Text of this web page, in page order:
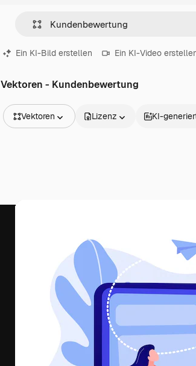
Ein KI-Bild erstellen Ein KI-Video
Vektoren - Kundenbewertung
Vektoren
Videos
Lizenz KI-
Die kreative Plattform, um deine
Arbeit zu verwirklichen. Mehr als
Abonnenten unter Kreativen,
Agenturen und Studios.
Deutsch